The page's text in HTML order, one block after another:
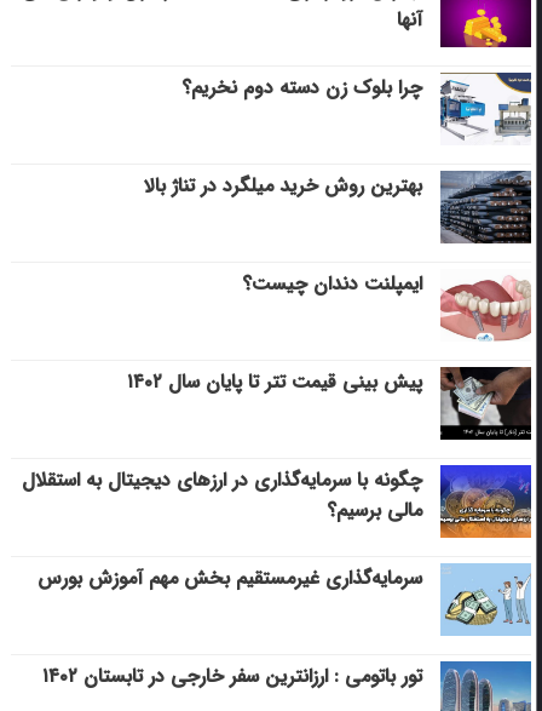
آنها
چرا بلوک زن دسته دوم نخریم؟
بهترین روش خرید میلگرد در تناژ بالا
ایمپلنت دندان چیست؟
پیش بینی قیمت تتر تا پایان سال ۱۴۰۲
چگونه با سرمایه‌گذاری در ارزهای دیجیتال به استقلال
مالی برسیم؟
سرمایه‌گذاری غیرمستقیم بخش مهم آموزش بورس
تور باتومی : ارزانترین سفر خارجی در تابستان ۱۴۰۲